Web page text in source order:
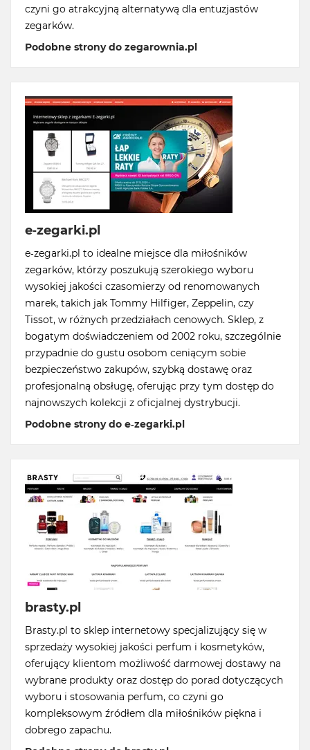
czyni go atrakcyjną alternatywą dla entuzjastów
zegarków.
Podobne strony do zegarownia.pl
e-zegarki.pl
e-zegarki.pl to idealne miejsce dla miłośników
zegarków, którzy poszukują szerokiego wyboru
wysokiej jakości czasomierzy od renomowanych
marek, takich jak Tommy Hilfiger, Zeppelin, czy
Tissot, w różnych przedziałach cenowych. Sklep, z
bogatym doświadczeniem od 2002 roku, szczególnie
przypadnie do gustu osobom ceniącym sobie
bezpieczeństwo zakupów, szybką dostawę oraz
profesjonalną obsługę, oferując przy tym dostęp do
najnowszych kolekcji z oficjalnej dystrybucji.
Podobne strony do e-zegarki.pl
brasty.pl
Brasty.pl to sklep internetowy specjalizujący się w
sprzedaży wysokiej jakości perfum i kosmetyków,
oferujący klientom możliwość darmowej dostawy na
wybrane produkty oraz dostęp do porad dotyczących
wyboru i stosowania perfum, co czyni go
kompleksowym źródłem dla miłośników piękna i
dobrego zapachu.